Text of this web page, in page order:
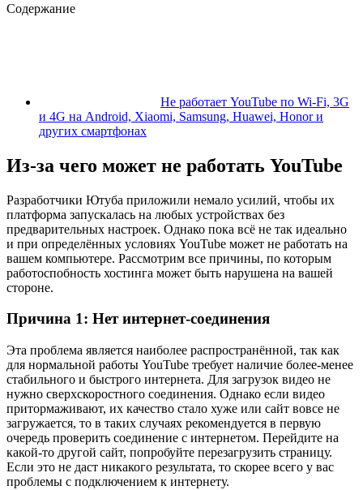
Содержание
Не работает YouTube по Wi-Fi, 3G
и 4G на Android, Xiaomi, Samsung, Huawei, Honor и
других смартфонах
Из-за чего может не работать YouTube
Разработчики Ютуба приложили немало усилий, чтобы их
платформа запускалась на любых устройствах без
предварительных настроек. Однако пока всё не так идеально
и при определённых условиях YouTube может не работать на
вашем компьютере. Рассмотрим все причины, по которым
работоспобность хостинга может быть нарушена на вашей
стороне.
Причина 1: Нет интернет-соединения
Эта проблема является наиболее распространённой, так как
для нормальной работы YouTube требует наличие более-менее
стабильного и быстрого интернета. Для загрузок видео не
нужно сверхскоростного соединения. Однако если видео
притормаживают, их качество стало хуже или сайт вовсе не
загружается, то в таких случаях рекомендуется в первую
очередь проверить соединение с интернетом. Перейдите на
какой-то другой сайт, попробуйте перезагрузить страницу.
Если это не даст никакого результата, то скорее всего у вас
проблемы с подключением к интернету.